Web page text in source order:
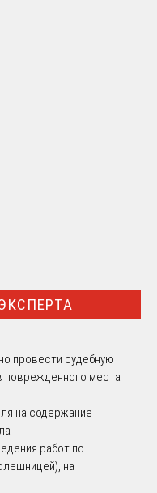
провести судебную
поврежденного места
на содержание
работ по
на